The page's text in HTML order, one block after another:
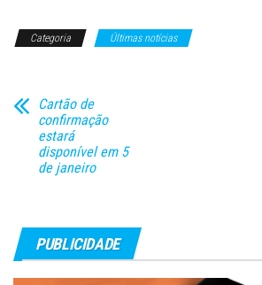
Programa de Parcerias de
Categoria Últimas notícias
Cartão de
confirmação
estará
disponível em 5
de janeiro
PUBLICIDADE